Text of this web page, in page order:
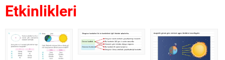
Etkinlikleri